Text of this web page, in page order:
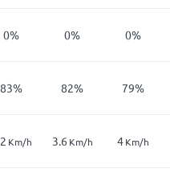
0% 0% 0%
83% 82% 79%
Km/h 3.6 Km/h 4Km/h